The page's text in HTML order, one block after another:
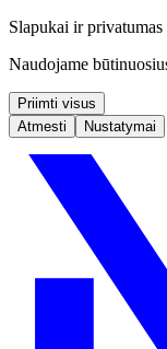
Slapukai ir privatumas
Naudojame
Priimti visus
Atmesti
Nustatymai